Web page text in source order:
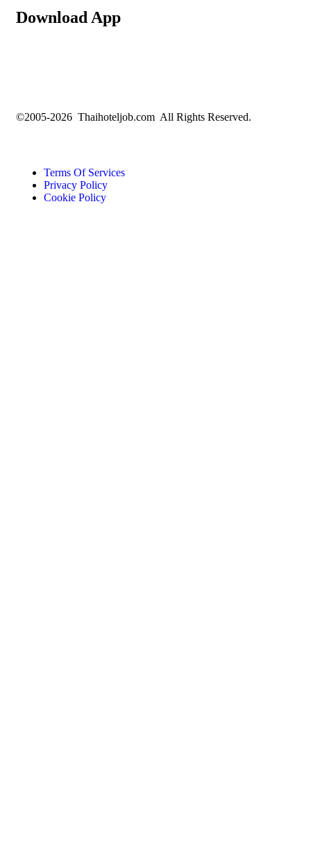
Download App
©2005-2026 Thaihoteljob.com All Rights Reserved.
Terms Of Services
Privacy Policy
Cookie Policy